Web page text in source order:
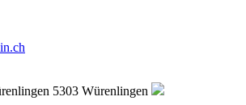
5303 Würenlingen